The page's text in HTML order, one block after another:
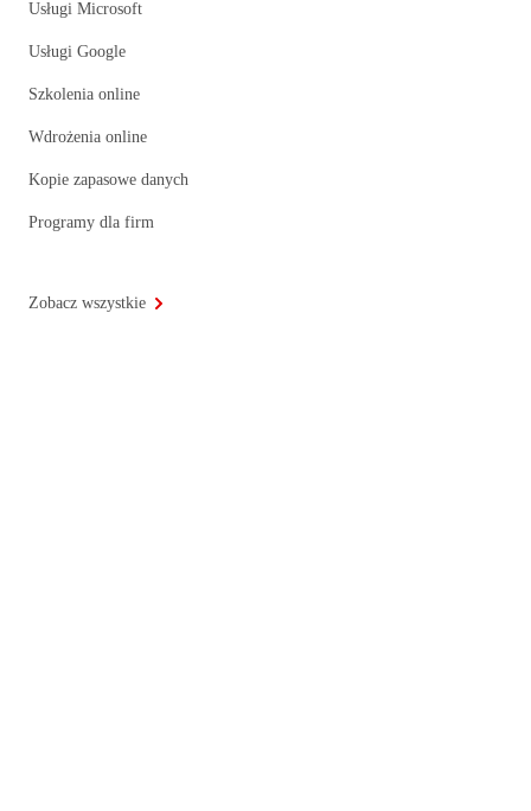
Usługi Microsoft
Usługi Google
Szkolenia online
Wdrożenia online
Kopie zapasowe danych
Programy dla firm
Zobacz wszystkie